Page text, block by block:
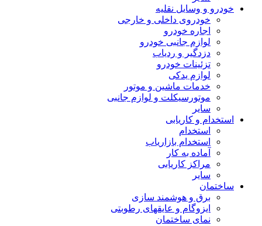
خودرو و وسایل نقلیه
خودروی داخلی و خارجی
اجاره خودرو
لوازم جانبی خودرو
دزدگیر و ردیاب
تزئینات خودرو
لوازم یدکی
خدمات ماشین و موتور
موتورسیکلت و لوازم جانبی
سایر
استخدام و کاریابی
استخدام
استخدام بازاریاب
آماده به کار
مراکز کاریابی
سایر
ساختمان
برق و هوشمند سازی
ایزوگام و عایقهای رطوبتی
نمای ساختمان